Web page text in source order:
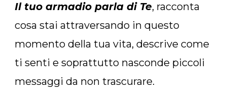
armadio
e
dirò
chi
sei
Il tuo armadio parla di Te, racconta
cosa stai attraversando in questo
momento della tua vita, descrive come
ti senti e soprattutto nasconde piccoli
messaggi da non trascurare.